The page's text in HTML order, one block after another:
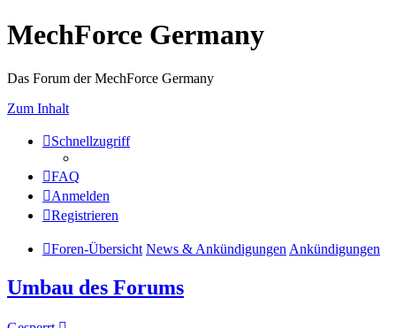
MechForce Germany
Das Forum der MechForce Germany
Zum Inhalt
Schnellzugriff
FAQ
Anmelden
Registrieren
Foren-Übersicht News & Ankündigungen Ankündigungen
Umbau des Forums